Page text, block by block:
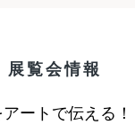
展覧会情報
アートで伝える